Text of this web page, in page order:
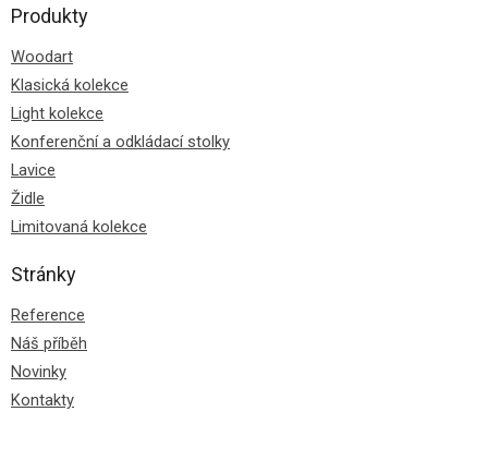
Produkty
Woodart
Klasická kolekce
Light kolekce
Konferenční a odkládací stolky
Lavice
Židle
Limitovaná kolekce
Stránky
Reference
Náš příběh
Novinky
Kontakty